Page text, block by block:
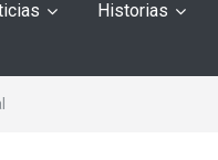
Historias